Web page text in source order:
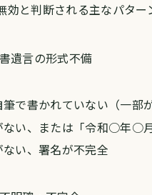
効と判断される主なパター
遺言の形式不備
で書かれていない（一部
ない、または「令和○年○
い、署名が不完全